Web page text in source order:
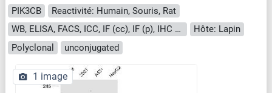
PIK3CB
Reactivité: Humain, Souris, Rat
WB, ELISA, FACS, ICC, IF (cc), IF (p), IHC (p), IHC (fro)
Hôte: Lapin
Polyclonal
unconjugated
1 image